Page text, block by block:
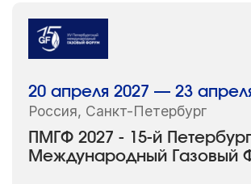
ПМГФ 2027 - 15-й
Международный Газовый
20 апреля 2027 — 23
Россия, Санкт-Петербург